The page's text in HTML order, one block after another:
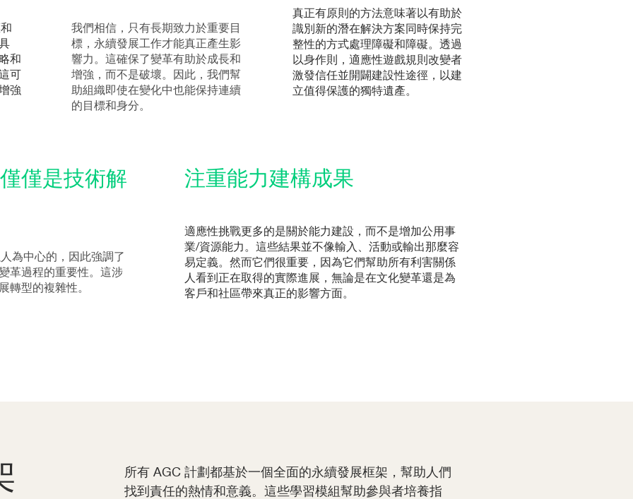
和
可
強
我們相信，只有長期致力於重要目
標，永續發展工作才能真正產生影
響力。這確保了變革有助於成長和
增強，而不是破壞。因此，我們幫
助組織即使在變化中也能保持連續
的目標和身分。
真正有原則的方法意味著以有助於
識別新的潛在解決方案同時保持完
整性的方式處理障礙和障礙。透過
以身作則，適應性遊戲規則改變者
激發信任並開闢建設性途徑，以建
立值得保護的獨特遺產。
僅是技術解
為中心的，因此強調了
革過程的重要性。這涉
轉型的複雜性。
注重能力建構成果
適應性挑戰更多的是關於能力建設，而不是增加公用事
業/資源能力。這些結果並不像輸入、活動或輸出那麼容
易定義。然而它們很重要，因為它們幫助所有利害關係
人看到正在取得的實際進展，無論是在文化變革還是為
客戶和社區帶來真正的影響方面。
所有 AGC 計劃都基於一個全面的永續發展框架，幫助人們
找到責任的熱情和意義。這些學習模組幫助參與者培養指